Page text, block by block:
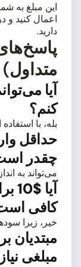
این مبلغ به
اعمال کنید و
دارید.
متداول)
کنم؟
بله، با
حداقل
چقدر
می‌تواند به اندازه $10 یا حتی $1 باشد،
کافی
خیر، زیرا
مبتدیان
مبلغی